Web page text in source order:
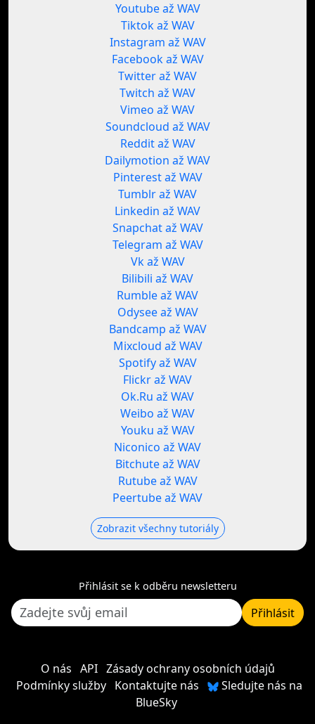
Youtube až WAV
Tiktok až WAV
Instagram až WAV
Facebook až WAV
Twitter až WAV
Twitch až WAV
Vimeo až WAV
Soundcloud až WAV
Reddit až WAV
Dailymotion až WAV
Pinterest až WAV
Tumblr až WAV
Linkedin až WAV
Snapchat až WAV
Telegram až WAV
Vk až WAV
Bilibili až WAV
Rumble až WAV
Odysee až WAV
Bandcamp až WAV
Mixcloud až WAV
Spotify až WAV
Flickr až WAV
Ok.Ru až WAV
Weibo až WAV
Youku až WAV
Niconico až WAV
Bitchute až WAV
Rutube až WAV
Peertube až WAV
Zobrazit všechny tutoriály
Přihlásit se k odběru newsletteru
Přihlásit
O nás API Zásady ochrany osobních údajů
Podmínky služby
Kontaktujte nás
Sledujte nás na
BlueSky